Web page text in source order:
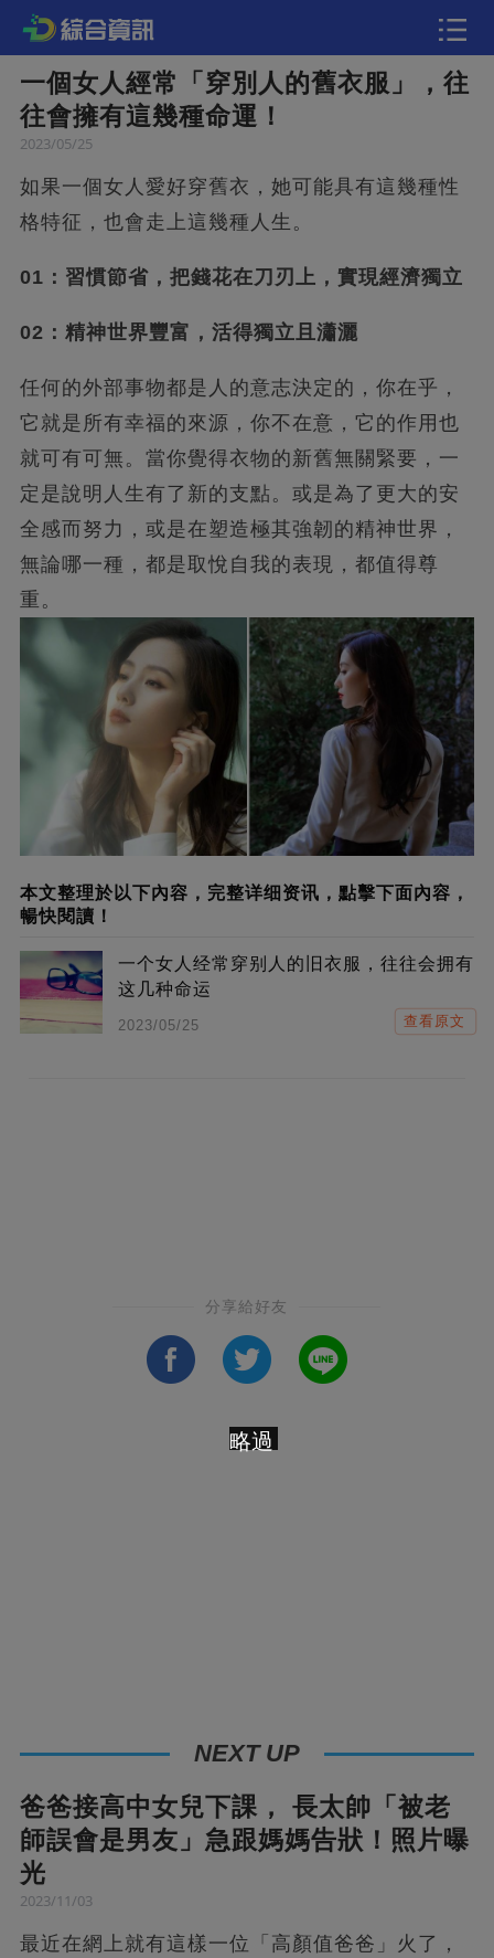
一個女人經常「穿別人的舊衣服」，往
往會擁有這幾種命運！
2023/05/25
如果一個女人愛好穿舊衣，她可能具有這幾種性
格特征，也會走上這幾種人生。
01：習慣節省，把錢花在刀刃上，實現經濟獨立
02：精神世界豐富，活得獨立且瀟灑
任何的外部事物都是人的意志決定的，你在乎，
它就是所有幸福的來源，你不在意，它的作用也
就可有可無。當你覺得衣物的新舊無關緊要，一
定是說明人生有了新的支點。或是為了更大的安
全感而努力，或是在塑造極其強韌的精神世界，
無論哪一種，都是取悅自我的表現，都值得尊
重。
本文整理於以下內容，完整详细资讯，點擊下面內容，
暢快閱讀！
一个女人经常穿别人的旧衣服，往往会拥有
这几种命运
2023/05/25 查看原文
分享給好友
NEXT UP
爸爸接高中女兒下課， 長太帥「被老
師誤會是男友」急跟媽媽告狀！照片曝
光
2023/11/03
最近在網上就有這樣一位「高顏值爸爸」火了，
文章
快訊
略過